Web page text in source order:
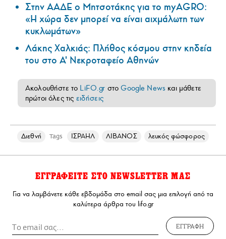
Στην ΑΑΔΕ ο Μητσοτάκης για το myAGRO:
«Η χώρα δεν μπορεί να είναι αιχμάλωτη των
κυκλωμάτων»
Λάκης Χαλκιάς: Πλήθος κόσμου στην κηδεία
του στο Α' Νεκροταφείο Αθηνών
Ακολουθήστε το LiFO.gr στοGoogle News και μάθετε
πρώτοι όλες τις ειδήσεις
Διεθνή Tags ΙΣΡΑΗΛ ΛΙΒΑΝΟΣ λευκός φώσφορος
ΕΓΓΡΑΦΕΙΤΕ ΣΤΟ NEWSLETTER ΜΑΣ
Για να λαμβάνετε κάθε εβδομάδα στο email σας μια επιλογή από τα
καλύτερα άρθρα του lifo.gr
ΕΓΓΡΑΦΗ